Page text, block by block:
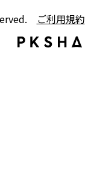
ご利用規約